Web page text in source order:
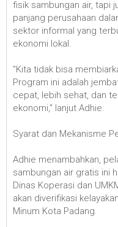
fisik sambungan air, tapi
panjang perusahaan
sektor informal yang
ekonomi lokal.
"Kita tidak bisa
Program ini adalah
cepat, lebih sehat, dan
ekonomi," lanjut Adhie.
Syarat dan Mekanisme
Adhie menambahkan,
sambungan air gratis ini
Dinas Koperasi dan
akan diverifikasi
Minum Kota Padang.